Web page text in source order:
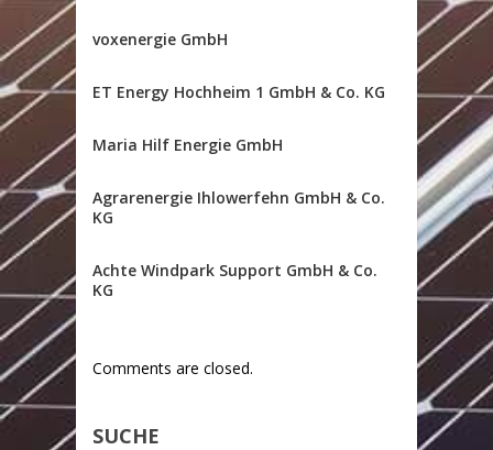
voxenergie GmbH
ET Energy Hochheim 1 GmbH & Co. KG
Maria Hilf Energie GmbH
Agrarenergie Ihlowerfehn GmbH & Co.
KG
Achte Windpark Support GmbH & Co.
KG
Comments are closed.
SUCHE